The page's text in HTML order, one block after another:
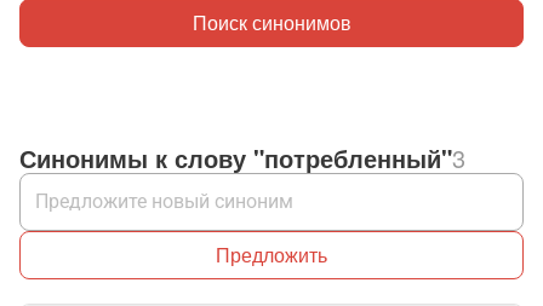
Поиск синонимов
Синонимы к слову "потребленный"3
Предложить